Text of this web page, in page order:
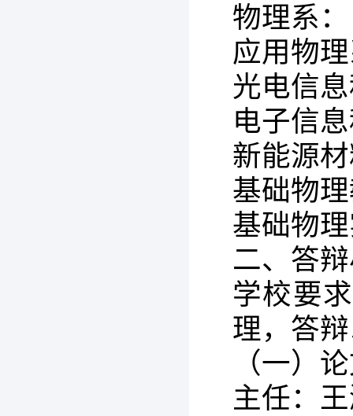
物理系
应用物
光电信
电子信
新能源
基础物
基础物
二、答
学校要
理，答
（一）
主任：